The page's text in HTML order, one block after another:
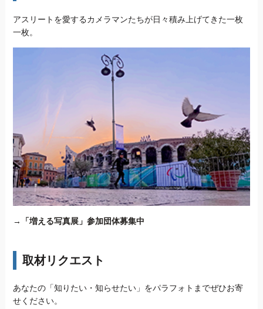
アスリートを愛するカメラマンたちが日々積み上げてきた一枚
一枚。
→ 「増える写真展」参加団体募集中
取材リクエスト
あなたの「知りたい・知らせたい」をパラフォトまでぜひお寄
せください。